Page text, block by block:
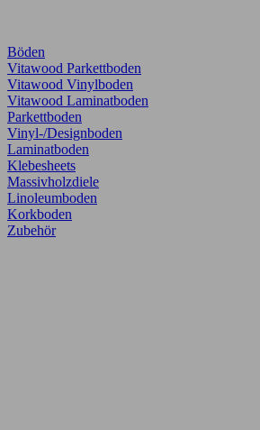
Böden
Vitawood Parkettboden
Vitawood Vinylboden
Vitawood Laminatboden
Parkettboden
Vinyl-/Designboden
Laminatboden
Klebesheets
Massivholzdiele
Linoleumboden
Korkboden
Zubehör